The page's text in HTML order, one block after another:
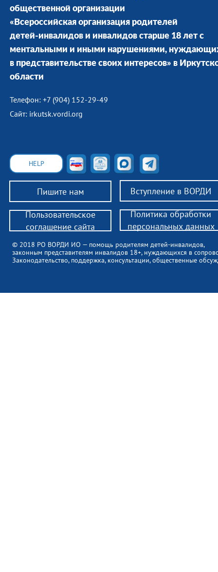
общественной организации
«Всероссийская организация родителей
детей-инвалидов и инвалидов старше 18 лет с
ментальными и иными нарушениями,
в представительстве своих интересов» в
области
Телефон: +7 (904) 152-29-49
Сайт: irkutsk.vordi.org
Пишите нам Вступление в ВОРДИ
© 2018 РО ВОРДИ ИО — помощь родителям детей-инвалидов,
законным представителям инвалидов 18+, нуждающихся в
Законодательство, поддержка, консультации, общественные
HELP
Пользовательское
соглашение сайта
Политика обработки
персональных данных